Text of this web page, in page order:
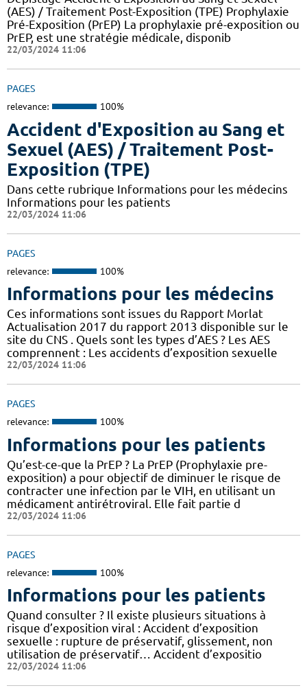
(AES) / Traitement Post-Exposition (TPE) Prophylaxie
Pré-Exposition (PrEP) La prophylaxie pré-exposition ou
PrEP, est une stratégie médicale, disponib
22/03/2024 11:06
PAGES
relevance: 100%
Accident d'Exposition au Sang et
Sexuel (AES) / Traitement Post-
Exposition (TPE)
Dans cette rubrique Informations pour les médecins
Informations pour les patients
22/03/2024 11:06
PAGES
relevance: 100%
Informations pour les médecins
Ces informations sont issues du Rapport Morlat
Actualisation 2017 du rapport 2013 disponible sur le
site du CNS . Quels sont les types d’AES ? Les AES
comprennent : Les accidents d’exposition sexuelle
22/03/2024 11:06
PAGES
relevance: 100%
Informations pour les patients
Qu’est-ce-que la PrEP ? La PrEP (Prophylaxie pre-
exposition) a pour objectif de diminuer le risque de
contracter une infection par le VIH, en utilisant un
médicament antirétroviral. Elle fait partie d
22/03/2024 11:06
PAGES
relevance: 100%
Informations pour les patients
Quand consulter ? Il existe plusieurs situations à
risque d’exposition viral : Accident d’exposition
sexuelle : rupture de préservatif, glissement, non
utilisation de préservatif… Accident d’expositio
22/03/2024 11:06